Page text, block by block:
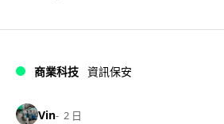
商業科技 資訊保安
Vin 2 日